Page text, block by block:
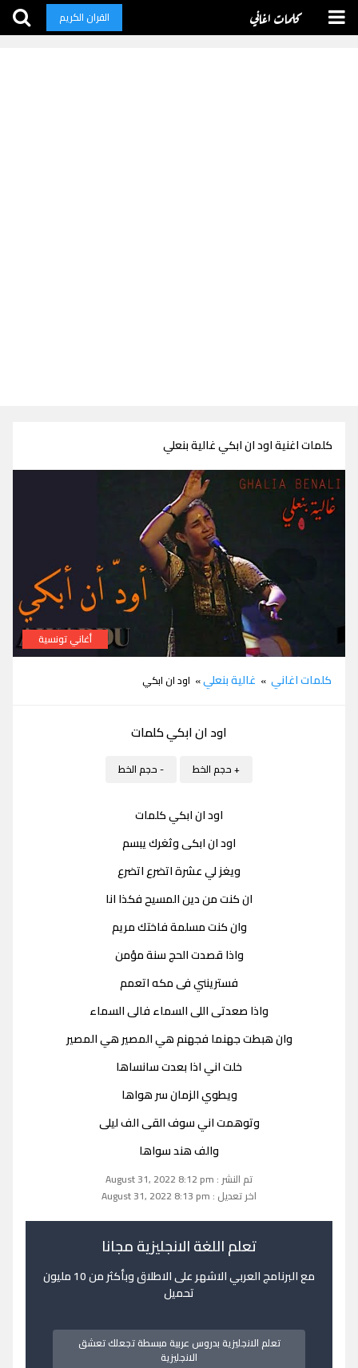
كلمات اغاني القران الكريم
كلمات اغنية اود ان ابكي غالية بنعلي
أغاني تونسية
كلمات اغاني » غالية بنعلي» اود ان ابكي
اود ان ابكي كلمات
+ حجم الخط - حجم الخط
اود ان ابكي كلمات
اود ان ابكى وثغرك يبسم
ويغز لي عشرة اتضرع اتضرع
ان كنت من دين المسيح فكذا انا
وان كنت مسلمة فاختك مريم
واذا قصدت الحج سنة مؤمن
فسترينني فى مكه اتعمم
واذا صعدتى اللى السماء فالى السماء
وان هبطت جهنما فجهنم هي المصير هي المصير
خلت اني اذا بعدت سانساها
ويطوي الزمان سر هواها
وتوهمت اني سوف القى الف ليلى
والف هند سواها
تم النشر : August 31, 2022 8:12 pm
اخر تعديل : August 31, 2022 8:13 pm
تعلم اللغة الانجليزية مجانا
مع البرنامج العربي الاشهر على الاطلاق وبأكثر من 10 مليون
تحميل
تعلم الانجليزية بدروس عربية مبسطة تجعلك تعشق
الانجليزية